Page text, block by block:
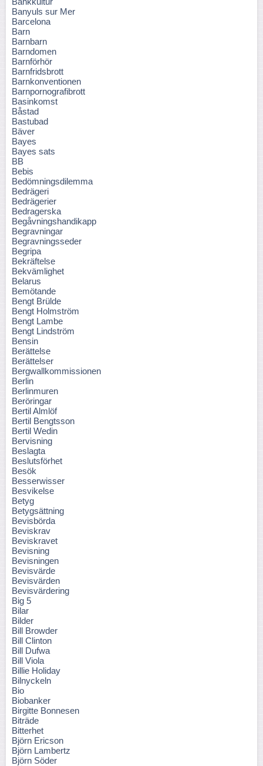
Banyuls sur Mer
Barcelona
Barn
Barnbarn
Barndomen
Barnförhör
Barnfridsbrott
Barnkonventionen
Barnpornografibrott
Basinkomst
Båstad
Bastubad
Bäver
Bayes
Bayes sats
BB
Bebis
Bedömningsdilemma
Bedrägeri
Bedrägerier
Bedragerska
Begåvningshandikapp
Begravningar
Begravningsseder
Begripa
Bekräftelse
Bekvämlighet
Belarus
Bemötande
Bengt Brülde
Bengt Holmström
Bengt Lambe
Bengt Lindström
Bensin
Berättelse
Berättelser
Bergwallkommissionen
Berlin
Berlinmuren
Beröringar
Bertil Almlöf
Bertil Bengtsson
Bertil Wedin
Bervisning
Beslagta
Beslutsförhet
Besök
Besserwisser
Besvikelse
Betyg
Betygsättning
Bevisbörda
Beviskrav
Beviskravet
Bevisning
Bevisningen
Bevisvärde
Bevisvärden
Bevisvärdering
Big 5
Bilar
Bilder
Bill Browder
Bill Clinton
Bill Dufwa
Bill Viola
Billie Holiday
Bilnyckeln
Bio
Biobanker
Birgitte Bonnesen
Biträde
Bitterhet
Björn Ericson
Björn Lambertz
Björn Söder